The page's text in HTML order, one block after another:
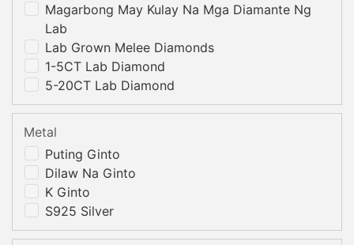
Magarbong May Kulay Na Mga Diamante Ng
Lab
Lab Grown Melee Diamonds
1-5CT Lab Diamond
5-20CT Lab Diamond
Puting Ginto
Dilaw Na Ginto
K Ginto
S925 Silver
Metal